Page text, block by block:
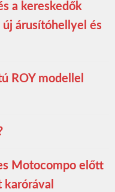
a kereskedők
árusítóhellyel és
ROY modellel
Motocompo előtt